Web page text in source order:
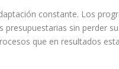
constante. Los
sin perder
que en resultados